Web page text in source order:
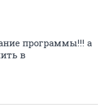
программы!!! а
в